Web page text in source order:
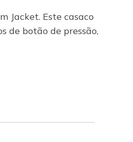
Jacket. Este casaco
de botão de pressão,